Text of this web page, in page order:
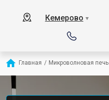
Кемерово ▼
Главная / Микроволновая печь